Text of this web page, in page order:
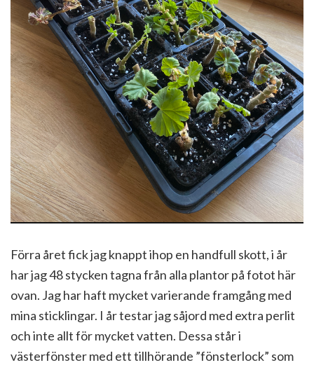
Förra året fick jag knappt ihop en handfull skott, i år
har jag 48 stycken tagna från alla plantor på fotot här
ovan. Jag har haft mycket varierande framgång med
mina sticklingar. I år testar jag såjord med extra perlit
och inte allt för mycket vatten. Dessa står i
västerfönster med ett tillhörande ”fönsterlock” som